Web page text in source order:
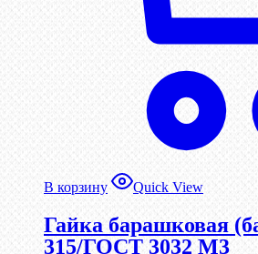
В корзину Quick View
Гайка барашковая
315/ГОСТ 3032 М3